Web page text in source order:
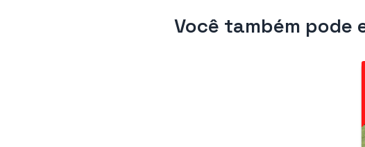
Você também pode